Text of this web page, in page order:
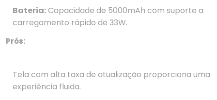
Bateria:Capacidade de 5000mAh com suporte a
carregamento rápido de 33W.
Prós:
Tela com alta taxa de atualização proporciona uma
experiência fluida.